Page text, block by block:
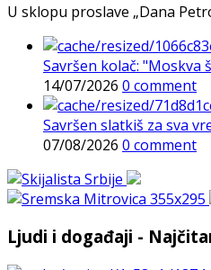
U sklopu proslave „Dana
Savršen kolač: "Moskva
14/07/2026 0 comment
Savršen slatkiš za sva
07/08/2026 0 comment
Ljudi i događaji -